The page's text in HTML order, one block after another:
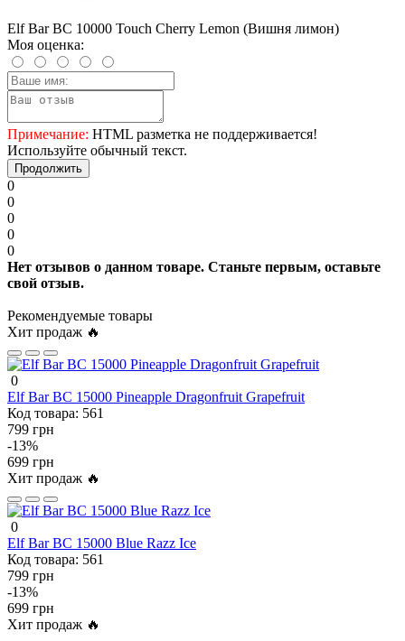
Elf Bar BC 10000 Touch Cherry Lemon (Вишня лимон)
Моя оценка:
Примечание: HTML разметка не поддерживается!
Используйте обычный текст.
Продолжить
0
0
0
0
0
Нет отзывов о данном товаре. Станьте первым, оставьте
свой отзыв.
Рекомендуемые товары
Хит продаж 🔥
0
Elf Bar BC 15000 Pineapple Dragonfruit Grapefruit
Код товара: 561
799 грн
-13%
699 грн
Хит продаж 🔥
0
Elf Bar BC 15000 Blue Razz Ice
Код товара: 561
799 грн
-13%
699 грн
Хит продаж 🔥